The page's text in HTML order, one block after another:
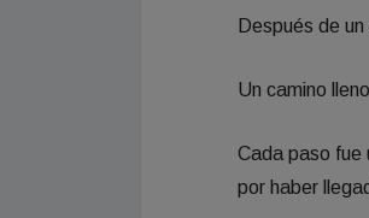
Después de
Un camino
Cada paso fue
por haber